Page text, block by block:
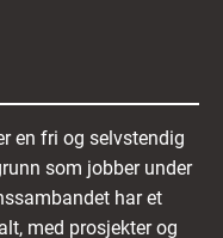
en fri og selvstendig
som jobber under
har et
med prosjekter og